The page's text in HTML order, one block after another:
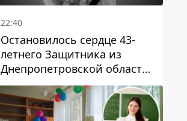
22:40
Остановилось сердце 43-
летнего Защитника из
Днепропетровской области
Евгения Зинченко